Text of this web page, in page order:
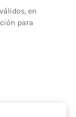
en
para